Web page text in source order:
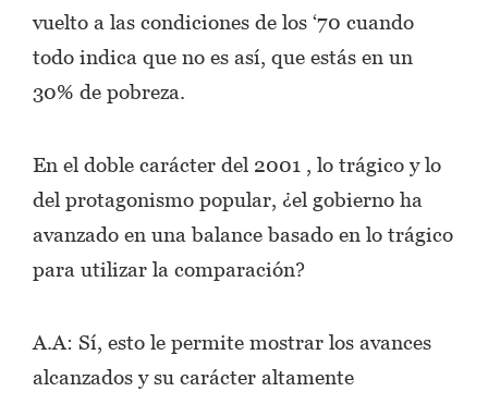
vuelto a las condiciones de los ‘70 cuando
todo indica que no es así, que estás en un
30% de pobreza.
En el doble carácter del 2001 , lo trágico y lo
del protagonismo popular, ¿el gobierno ha
avanzado en una balance basado en lo trágico
para utilizar la comparación?
A.A: Sí, esto le permite mostrar los avances
alcanzados y su carácter altamente